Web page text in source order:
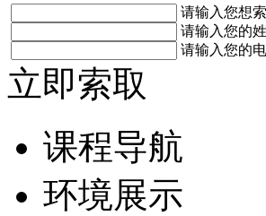
请输入您想
请输入您的
请输入您的
立即索取
课程导航
环境展示